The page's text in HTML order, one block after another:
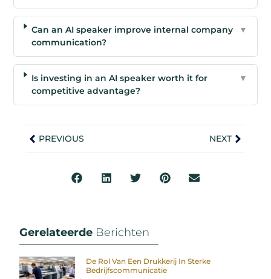
Can an AI speaker improve internal company
communication?
▼
Is investing in an AI speaker worth it for
competitive advantage?
▼
PREVIOUS NEXT
Gerelateerde Berichten
De Rol Van Een Drukkerij In Sterke
Bedrijfscommunicatie